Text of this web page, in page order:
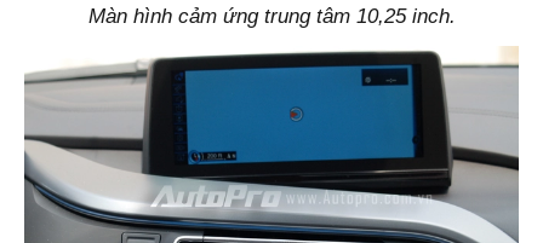
Màn hình cảm ứng trung tâm 10,25 inch.